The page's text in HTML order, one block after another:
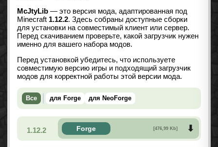
McJtyLib — это версия мода, адаптированная под
Minecraft 1.12.2. Здесь собраны доступные сборки
для установки на совместимый клиент или сервер.
Перед скачиванием проверьте, какой загрузчик нужен
именно для вашего набора модов.
Перед установкой убедитесь, что используете
совместимую версию игры и подходящий загрузчик
модов для корректной работы этой версии мода.
Все для Forge для NeoForge
1.12.2 Forge [476,99 Kb]